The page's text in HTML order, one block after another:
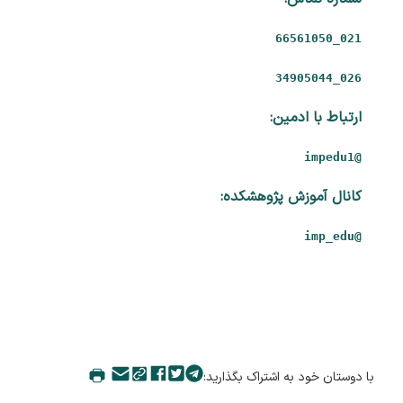
021_66561050
026_34905044
ارتباط با ادمین:
@impedu1
کانال آموزش پژوهشکده:
@imp_edu
با دوستان خود به اشتراک بگذارید: